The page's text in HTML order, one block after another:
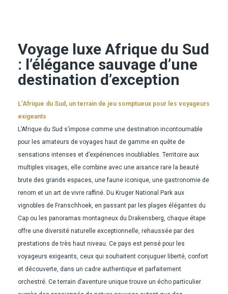
Voyage luxe Afrique du Sud
: l’élégance sauvage d’une
destination d’exception
L’Afrique du Sud, un terrain de jeu somptueux pour les voyageurs
exigeants
L’Afrique du Sud s’impose comme une destination incontournable
pour les amateurs de voyages haut de gamme en quête de
sensations intenses et d’expériences inoubliables. Territoire aux
multiples visages, elle combine avec une aisance rare la beauté
brute des grands espaces, une faune iconique, une gastronomie de
renom et un art de vivre raffiné. Du Kruger National Park aux
vignobles de Franschhoek, en passant par les plages élégantes du
Cap ou les panoramas montagneux du Drakensberg, chaque étape
offre une diversité naturelle exceptionnelle, rehaussée par des
prestations de très haut niveau. Ce pays est pensé pour les
voyageurs exigeants, ceux qui souhaitent conjuguer liberté, confort
et découverte, dans un cadre authentique et parfaitement
orchestré. Ce terrain d’aventure unique trouve un écho particulier